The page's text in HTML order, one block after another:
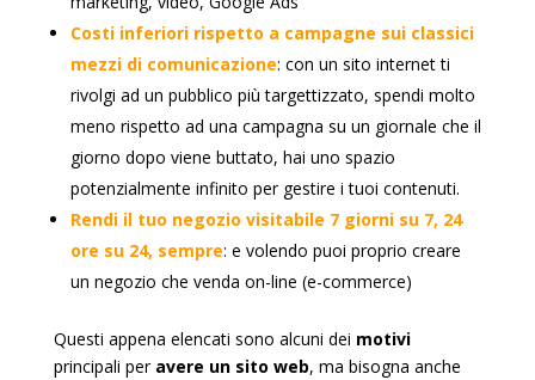
Costi inferiori rispetto a campagne sui classici
mezzi di comunicazione: con un sito internet ti
rivolgi ad un pubblico più targettizzato, spendi molto
meno rispetto ad una campagna su un giornale che il
giorno dopo viene buttato, hai uno spazio
potenzialmente infinito per gestire i tuoi contenuti.
Rendi il tuo negozio visitabile 7 giorni su 7, 24
ore su 24, sempre: e volendo puoi proprio creare
un negozio che venda on-line (e-commerce)
Questi appena elencati sono alcuni dei motivi
principali per avere un sito web, ma bisogna anche